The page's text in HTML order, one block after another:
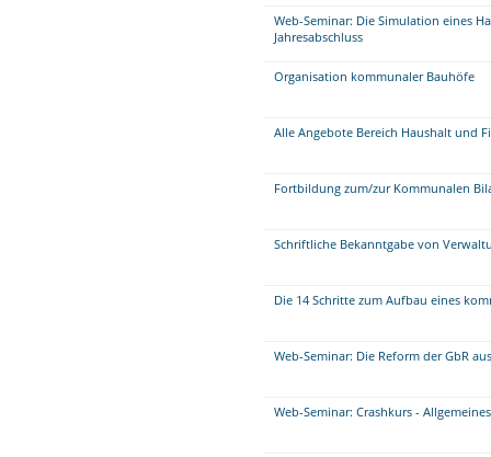
Web-Seminar: Die Simulation eines
Jahresabschluss
Organisation kommunaler Bauhöfe
Alle Angebote Bereich Haushalt und
Fortbildung zum/zur Kommunalen
Schriftliche Bekanntgabe von
Die 14 Schritte zum Aufbau eines
Web-Seminar: Die Reform der GbR
Web-Seminar: Crashkurs -